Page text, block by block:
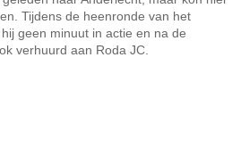
Tijdens de heenronde van het
geen minuut in actie en na de
verhuurd aan Roda JC.